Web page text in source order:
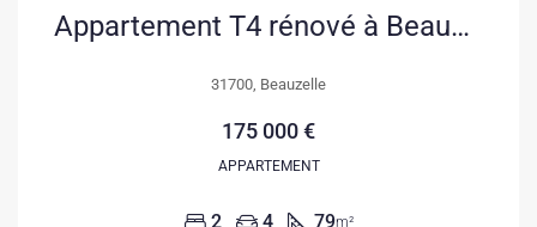
Appartement T4 rénové à Beauzelle, dernier étage avec balcon et cave
31700, Beauzelle
175 000 €
APPARTEMENT
2 4 79m²